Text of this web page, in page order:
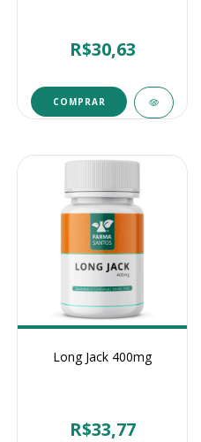
R$30,63
COMPRAR
Long Jack 400mg
R$33,77